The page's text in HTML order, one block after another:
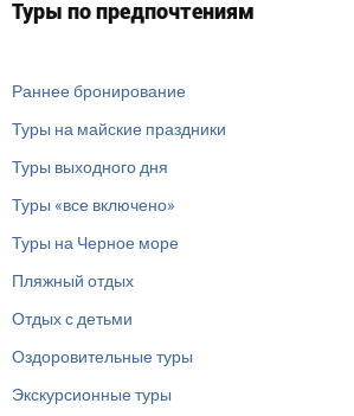
Туры по предпочтениям
Раннее бронирование
Туры на майские праздники
Туры выходного дня
Туры «все включено»
Туры на Черное море
Пляжный отдых
Отдых с детьми
Оздоровительные туры
Экскурсионные туры